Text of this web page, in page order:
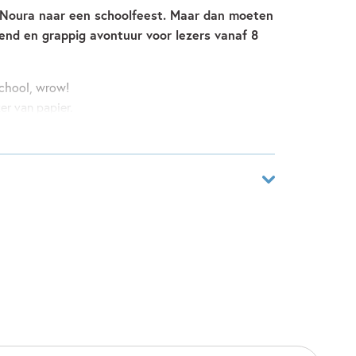
naar een schoolfeest. Maar dan moeten
en grappig avontuur voor lezers vanaf 8
wrow!
van papier.